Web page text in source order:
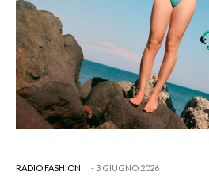
RADIO FASHION 3 GIUGNO 2026